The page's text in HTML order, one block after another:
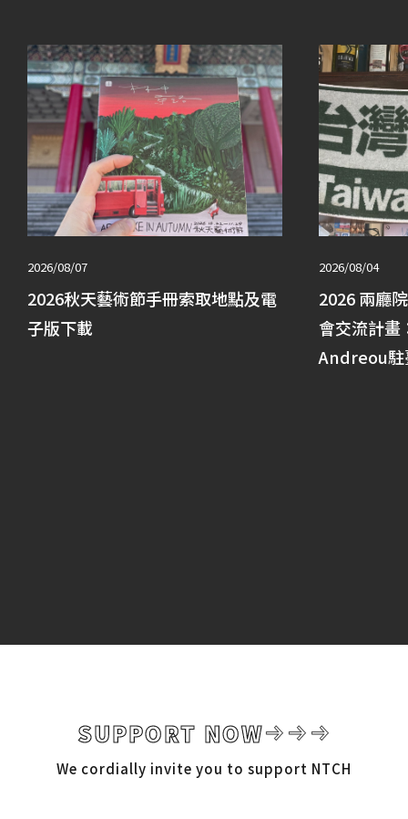
2026/08/07
2026秋天藝術節手冊索取地點及電
子版下載
2026/08/04
2026 兩廳
會交流計
Andreou駐
SUPPORT NOW
We cordially invite you to support NTCH